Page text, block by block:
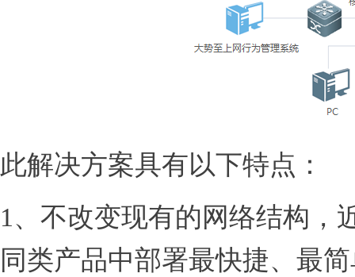
此解决方案具有以下特点：
1、不改变现有的网络结构，
同类产品中部署最快捷、最